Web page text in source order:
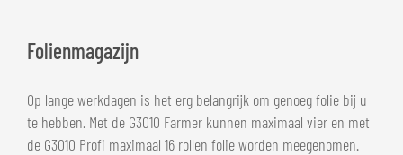
Folienmagazijn
Op lange werkdagen is het erg belangrijk om genoeg folie bij u
te hebben. Met de G3010 Farmer kunnen maximaal vier en met
de G3010 Profi maximaal 16 rollen folie worden meegenomen.